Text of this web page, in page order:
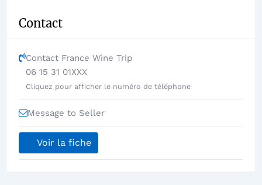
Contact
Contact France Wine Trip
06 15 31 01XXX
Cliquez pour afficher le numéro de téléphone
Message to Seller
Voir la fiche